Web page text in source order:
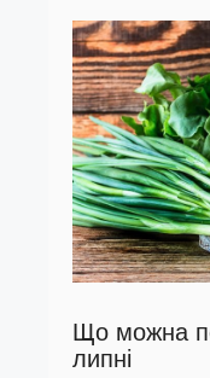
Що можна
липні